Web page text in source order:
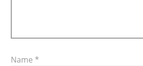
Name *